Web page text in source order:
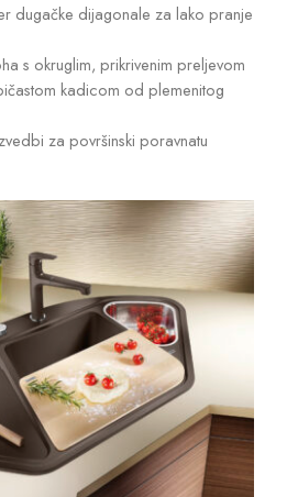
dugačke dijagonale za lako pranje
s okruglim, prikrivenim preljevom
kadicom od plemenitog
za površinski poravnatu